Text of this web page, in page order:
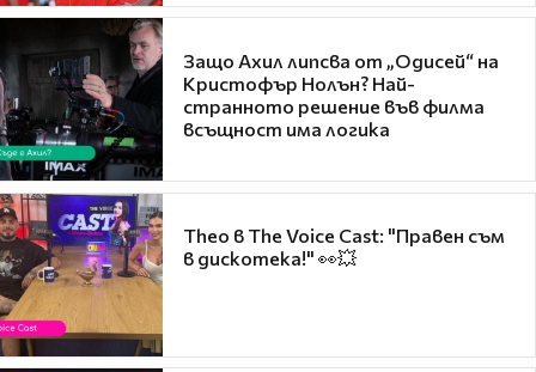
Защо Ахил липсва от „Одисей“ на
Кристофър Нолън? Най-
странното решение във филма
всъщност има логика
Theo в The Voice Cast: "Правен съм
в дискотека!" 👀💥